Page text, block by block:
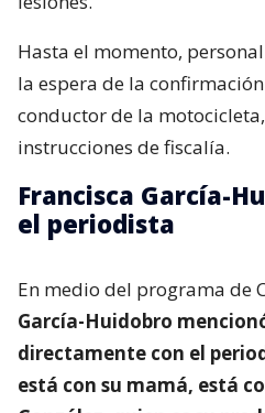
poniente.
A raíz del accidente,el
motocicleta fue
hasta la Clínica Las Condes
lesiones.
Hasta el momento,
la espera de la confirmación
instrucciones de fiscalía.
Francisca García-
el periodista